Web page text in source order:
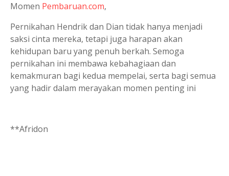
Momen Pembaruan.com,
Pernikahan Hendrik dan Dian tidak hanya menjadi
saksi cinta mereka, tetapi juga harapan akan
kehidupan baru yang penuh berkah. Semoga
pernikahan ini membawa kebahagiaan dan
kemakmuran bagi kedua mempelai, serta bagi semua
yang hadir dalam merayakan momen penting ini
**Afridon